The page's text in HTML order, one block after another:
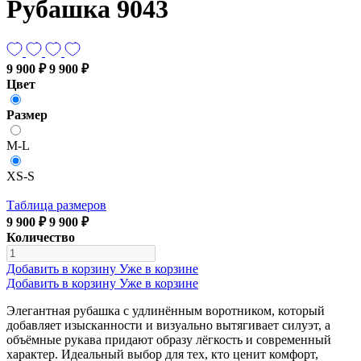
Рубашка 9043
9 900 ₽ 9 900 ₽
Цвет
Размер
M-L
XS-S
Таблица размеров
9 900 ₽ 9 900 ₽
Количество
Добавить в корзину Уже в корзине
Добавить в корзину Уже в корзине
Элегантная рубашка с удлинённым воротником, который
добавляет изысканности и визуально вытягивает силуэт, а
объёмные рукава придают образу лёгкость и современный
характер. Идеальный выбор для тех, кто ценит комфорт,